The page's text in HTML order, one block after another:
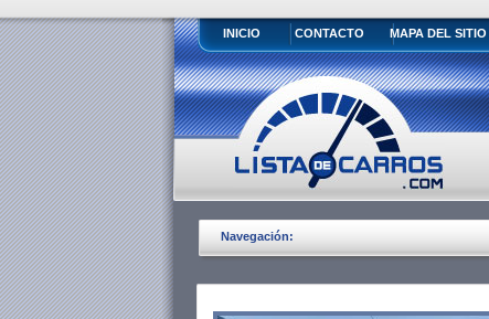
INICIO CONTACTO MAPA DEL SITIO
Navegación: